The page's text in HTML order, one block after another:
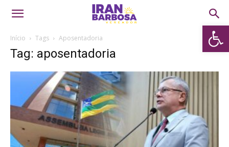
Abrir
Início Tags Aposentadoria
Tag: aposentadoria